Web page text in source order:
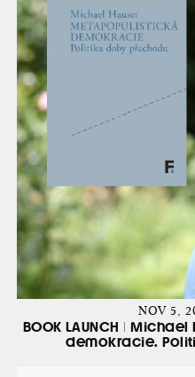
NOV 5,
BOOK LAUNCH |
demokracie.